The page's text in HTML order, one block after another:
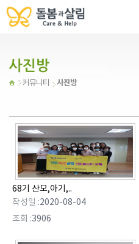
커뮤니티 사진방
68기 산모,아기,..
작성일 :2020-08-04
조회 :3906